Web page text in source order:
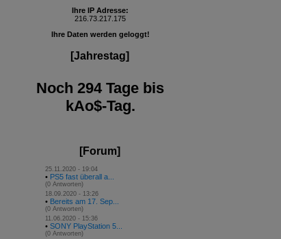
Ihre IP Adresse:
216.73.217.175
Ihre Daten werden geloggt!
[Jahrestag]
Noch 294 Tage bis
kAo$-Tag.
[Forum]
25.11.2020 - 19:04
• PS5 fast überall a...
(0 Antworten)
18.09.2020 - 13:26
• Bereits am 17. Sep...
(0 Antworten)
11.06.2020 - 15:36
• SONY PlayStation 5...
(0 Antworten)